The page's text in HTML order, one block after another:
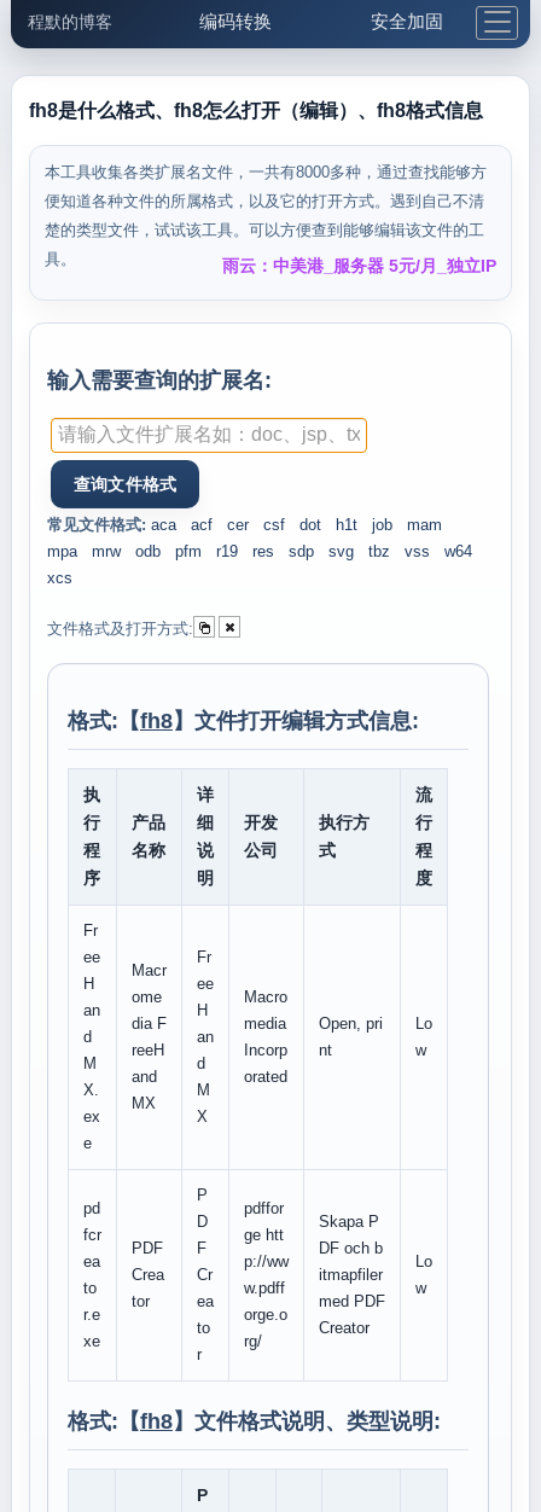
程默的博客 编码转换 安全加固
邮件工具 生活便民 更多工具
5.1支付宝大红包
fh8是什么格式、fh8怎么打开（编辑）、fh8格式信息
本工具收集各类扩展名文件，一共有8000多种，通过查找能够方
便知道各种文件的所属格式，以及它的打开方式。遇到自己不清
楚的类型文件，试试该工具。可以方便查到能够编辑该文件的工
具。
雨云：中美港_服务器 5元/月_独立IP
输入需要查询的扩展名:
常见文件格式: aca acf cer csf dot h1t job
mam
mpa
mrw odb pfm r19 res sdp svg tbz vss
w64
xcs
文件格式及打开方式:
格式:【fh8】文件打开编辑方式信息:
执
行
程
序
产品
名称
详
细
说
明
开发
公司
执行方
式
流
行
程
度
Fr
ee
H
an
d
M
X.
ex
e
Macr
ome
dia F
reeH
and
MX
Fr
ee
H
an
d
M
X
Macro
media
Incorp
orated
Open, pri
nt
Lo
w
pd
fcr
ea
to
r.e
xe
PDF
Crea
tor
P
D
F
Cr
ea
to
r
pdffor
ge htt
p://ww
w.pdff
orge.o
rg/
Skapa P
DF och b
itmapfiler
med PDF
Creator
Lo
w
格式:【fh8】文件格式说明、类型说明:
P